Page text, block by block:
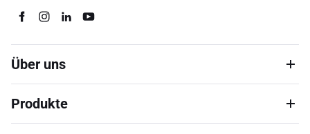
Über uns
Produkte